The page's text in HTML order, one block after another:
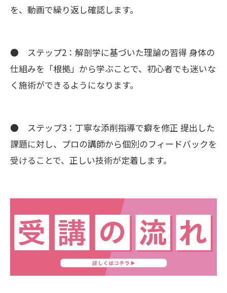
を、動画で繰り返し確認します。
● ステップ2：解剖学に基づいた理論の習得 身体の
仕組みを「根拠」から学ぶことで、初心者でも迷いな
く施術ができるようになります。
● ステップ3：丁寧な添削指導で癖を修正 提出した
課題に対し、プロの講師から個別のフィードバックを
受けることで、正しい技術が定着します。